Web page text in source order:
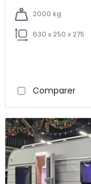
2000 kg
630 x 250 x 275
Comparer